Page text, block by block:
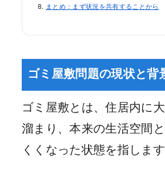
まとめ：まず状況を共有することから
ゴミ屋敷問題の現状と背
ゴミ屋敷とは、住居内に
溜まり、本来の生活空間
くくなった状態を指します